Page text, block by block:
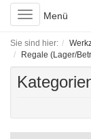
Toggle
navigation
Menü
Sie sind hier:
Regale (Lager/